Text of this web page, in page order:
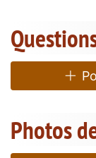
Photos